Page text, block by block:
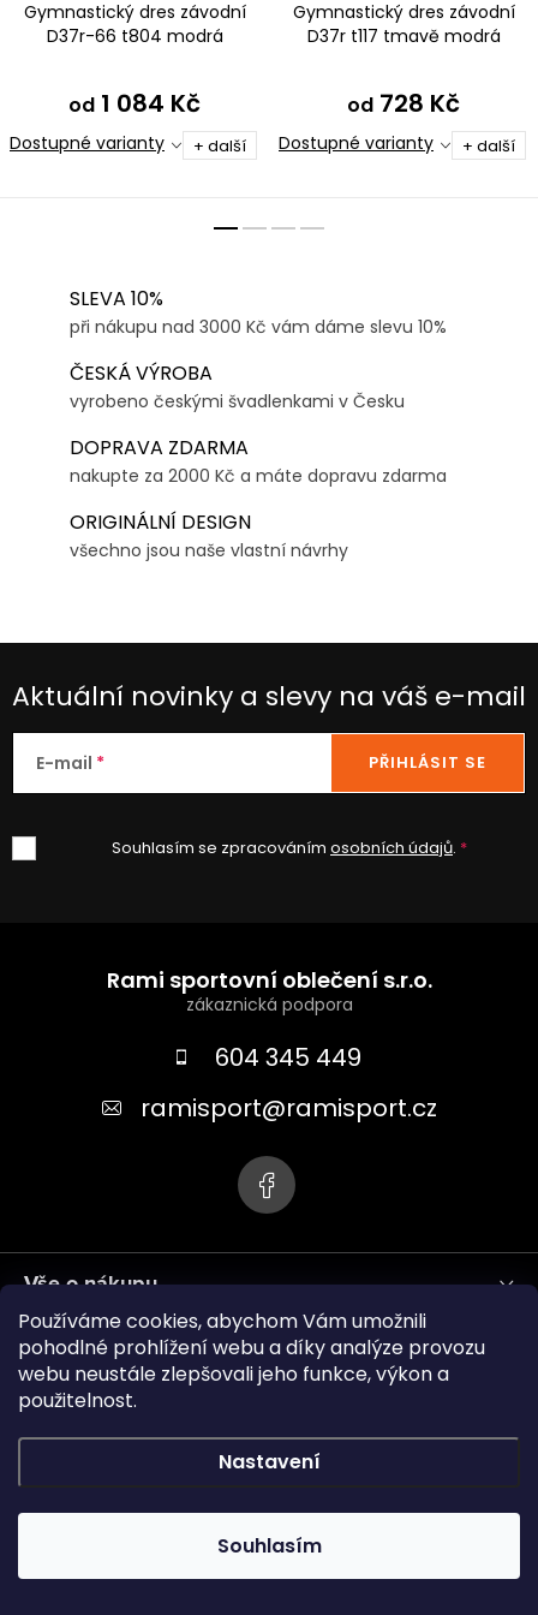
Používáme cookies, abychom Vám umožnili
pohodlné prohlížení webu a díky analýze provozu
webu neustále zlepšovali jeho funkce, výkon a
použitelnost.
Nastavení
Souhlasím
Gymnastický dres závodní
D37r-66 t804 modrá
od 1 084 Kč
Dostupné varianty + další
Gymnastický dres závodní
D37r t117 tmavě modrá
od 728 Kč
Dostupné varianty + další
SLEVA 10%
při nákupu nad 3000 Kč vám dáme slevu 10%
ČESKÁ VÝROBA
vyrobeno českými švadlenkami v Česku
DOPRAVA ZDARMA
nakupte za 2000 Kč a máte dopravu zdarma
ORIGINÁLNÍ DESIGN
všechno jsou naše vlastní návrhy
Aktuální novinky a slevy na váš e-mail
E-mail
Souhlasím se zpracováním osobních údajů.
PŘIHLÁSIT SE
Rami sportovní oblečení s.r.o.
604 345 449
ramisport@ramisport.cz
Vše o nákupu
Informace pro vás
Copyright 2026RAMISPORT. Všechna práva vyhrazena.